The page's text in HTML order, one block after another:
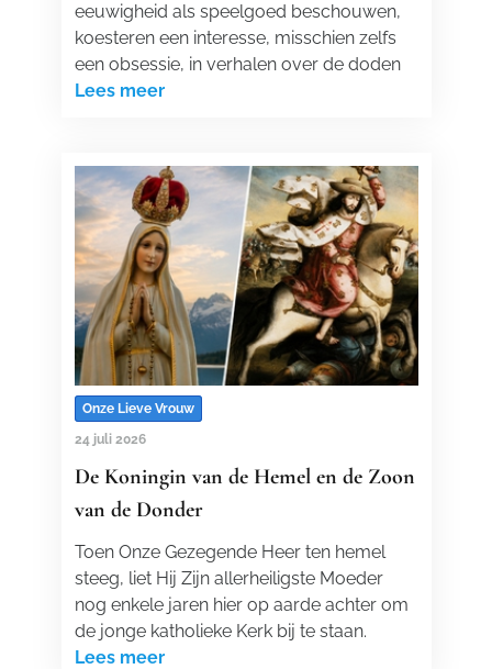
eeuwigheid als speelgoed beschouwen,
koesteren een interesse, misschien zelfs
een obsessie, in verhalen over de doden
Lees meer
Onze Lieve Vrouw
24 juli 2026
De Koningin van de Hemel en de Zoon
van de Donder
Toen Onze Gezegende Heer ten hemel
steeg, liet Hij Zijn allerheiligste Moeder
nog enkele jaren hier op aarde achter om
de jonge katholieke Kerk bij te staan.
Lees meer